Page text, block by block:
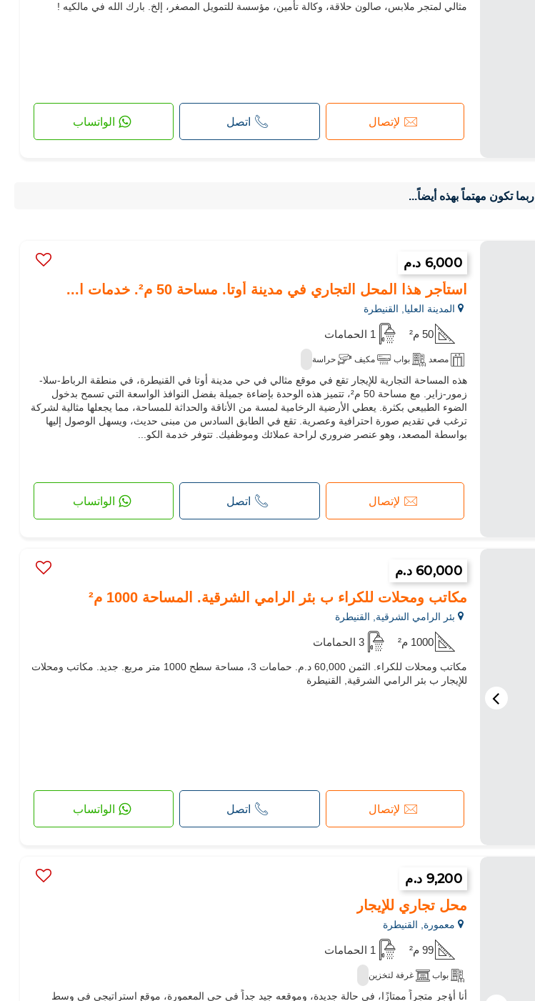
مثالي لمتجر ملابس، صالون حلاقة، وكالة تأمين، مؤسسة للتمويل المصغر، إلخ. بارك الله في مالكيه !
لإتصال اتصل الواتساب
ربما تكون مهتماً بهذه أيضاً...
6,000 د.م
استأجر هذا المحل التجاري في مدينة أوتا. مساحة 50 م². خدمات ا...
المدينة العليا, القنيطرة
50 م² 1 الحمامات
مصعد بواب مكيف حراسة
هذه المساحة التجارية للإيجار تقع في موقع مثالي في حي مدينة أوتا في القنيطرة، في منطقة الرباط-سلا-
زمور-زاير. مع مساحة 50 م²، تتميز هذه الوحدة بإضاءة جميلة بفضل النوافذ الواسعة التي تسمح بدخول
الضوء الطبيعي بكثرة. يعطي الأرضية الرخامية لمسة من الأناقة والحداثة للمساحة، مما يجعلها مثالية لشركة
ترغب في تقديم صورة احترافية وعصرية. تقع في الطابق السادس من مبنى حديث، ويسهل الوصول إليها
بواسطة المصعد، وهو عنصر ضروري لراحة عملائك وموظفيك. تتوفر خدمة الكو...
لإتصال اتصل الواتساب
60,000 د.م
مكاتب ومحلات للكراء ب بئر الرامي الشرقية. المساحة 1000 م²
بئر الرامي الشرقية, القنيطرة
1000 م² 3 الحمامات
مكاتب ومحلات للكراء. الثمن 60,000 د.م. حمامات 3، مساحة سطح 1000 متر مربع. جديد. مكاتب ومحلات
للإيجار ب بئر الرامي الشرقية, القنيطرة
لإتصال اتصل الواتساب
9,200 د.م
محل تجاري للإيجار
معمورة, القنيطرة
99 م² 1 الحمامات
بواب غرفة لتخزين
أنا أؤجر متجراً ممتازًا، في حالة جديدة، وموقعه جيد جداً في حي المعمورة، موقع استراتيجي في وسط